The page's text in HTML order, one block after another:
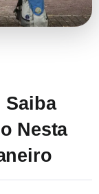
Saiba
Nesta